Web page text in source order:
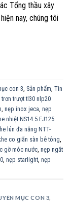
Tổng thầu xây
nay, chúng tôi
con 3 Sản phẩm Tin
trượt tl30 nlp20
nẹp inox jeca nẹp
nhiệt NS14.5 EJ125
lún đa năng NTT-
co giãn sàn bê tông
gờ móc nước nẹp ngắt
nẹp starlight nẹp
MỤC CON 3